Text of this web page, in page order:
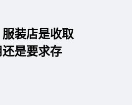
装店是收取
是要求存